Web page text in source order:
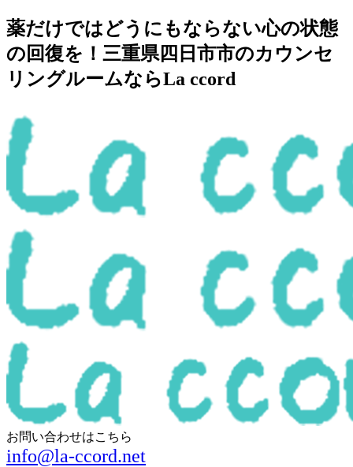
薬だけではどうにもならない心の状態
の回復を！三重県四日市市のカウンセ
リングルームならLa ccord
お問い合わせはこちら
info@la-ccord.net